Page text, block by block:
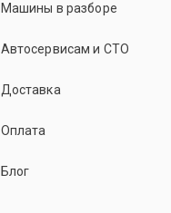
Машины в разборе
Автосервисам и СТО
Доставка
Оплата
Блог